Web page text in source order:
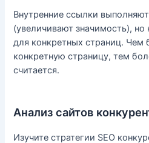
Внутренние ссылки
(увеличивают значимость), но
для конкретных страниц. Чем
конкретную страницу, тем
считается.
Анализ сайтов
Изучите стратегии SEO